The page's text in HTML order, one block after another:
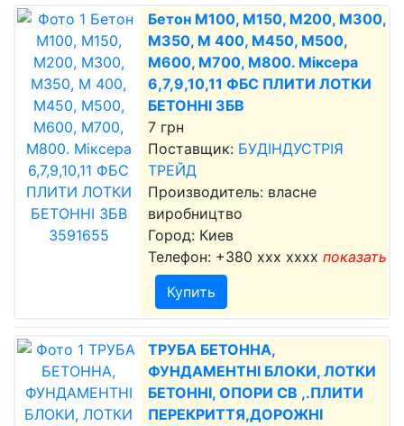
Бетон М100, М150, М200, М300,
М350, М 400, М450, М500,
М600, М700, М800. Міксера
6,7,9,10,11 ФБС ПЛИТИ ЛОТКИ
БЕТОННІ ЗБВ
7 грн
Поставщик: БУДІНДУСТРІЯ
ТРЕЙД
Производитель: власне
виробництво
Город: Киев
Телефон: +380 xxx xxxx показать
Купить
ТРУБА БЕТОННА,
ФУНДАМЕНТНІ БЛОКИ, ЛОТКИ
БЕТОННІ, ОПОРИ СВ ,.ПЛИТИ
ПЕРЕКРИТТЯ,ДОРОЖНІ